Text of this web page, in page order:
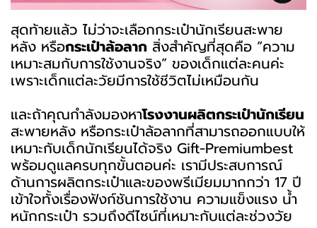
สุดท้ายแล้ว ไม่ว่าจะเลือกกระเป๋านักเรียนสะพาย
หลัง หรือกระเป๋าล้อลาก สิ่งสำคัญที่สุดคือ “ความ
เหมาะสมกับการใช้งานจริง” ของเด็กแต่ละคนค่ะ
เพราะเด็กแต่ละวัยมีการใช้ชีวิตไม่เหมือนกัน
และถ้าคุณกำลังมองหาโรงงานผลิตกระเป๋านักเรียน
สะพายหลัง หรือกระเป๋าล้อลากที่สามารถออกแบบให้
เหมาะกับเด็กนักเรียนได้จริง Gift-Premiumbest
พร้อมดูแลครบทุกขั้นตอนค่ะ เรามีประสบการณ์
ด้านการผลิตกระเป๋าและของพรีเมียมมากกว่า 17 ปี
เข้าใจทั้งเรื่องฟังก์ชันการใช้งาน ความแข็งแรง น้ำ
หนักกระเป๋า รวมถึงดีไซน์ที่เหมาะกับแต่ละช่วงวัย